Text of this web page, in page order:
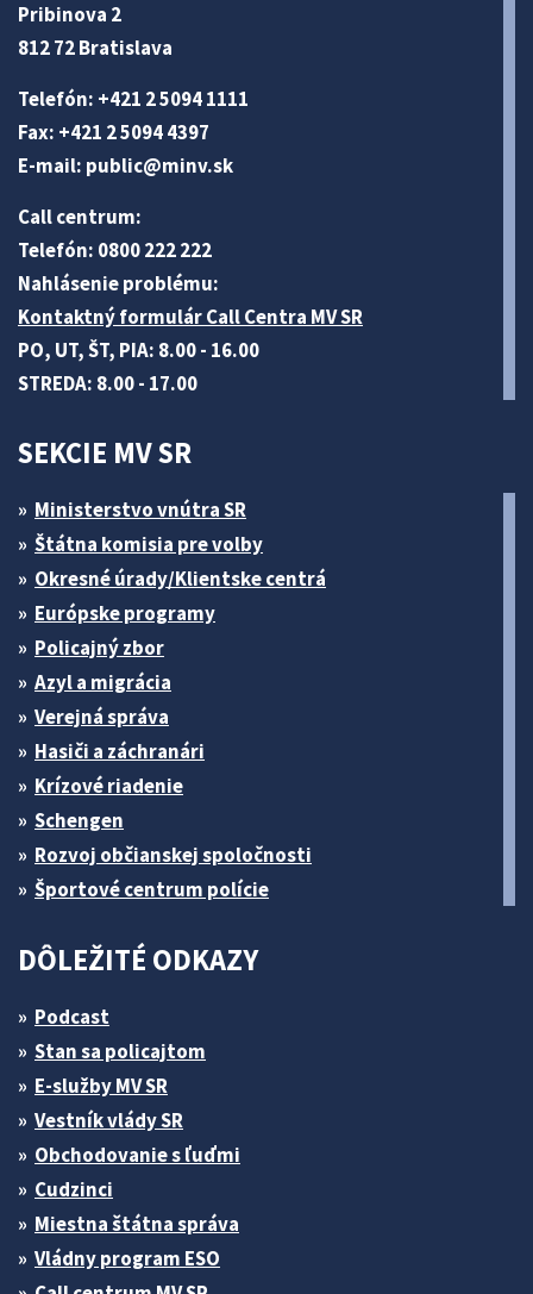
Pribinova 2
812 72 Bratislava
Telefón: +421 2 5094 1111
Fax: +421 2 5094 4397
E-mail: public@minv.sk
Call centrum:
Telefón: 0800 222 222
Nahlásenie problému:
Kontaktný formulár Call Centra MV SR
PO, UT, ŠT, PIA: 8.00 - 16.00
STREDA: 8.00 - 17.00
SEKCIE MV SR
Ministerstvo vnútra SR
Štátna komisia pre volby
Okresné úrady/Klientske centrá
Európske programy
Policajný zbor
Azyl a migrácia
Verejná správa
Hasiči a záchranári
Krízové riadenie
Schengen
Rozvoj občianskej spoločnosti
Športové centrum polície
DÔLEŽITÉ ODKAZY
Podcast
Stan sa policajtom
E-služby MV SR
Vestník vlády SR
Obchodovanie s ľuďmi
Cudzinci
Miestna štátna správa
Vládny program ESO